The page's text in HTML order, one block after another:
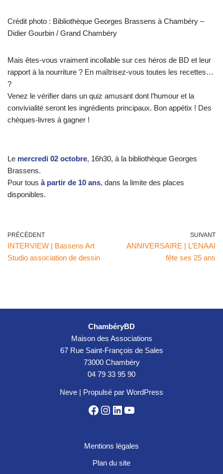
Crédit photo : Bibliothèque Georges Brassens à Chambéry –
Didier Gourbin / Grand Chambéry
Mais êtes-vous vraiment incollable sur ces héros de BD et leur
rapport à la nourriture ? En maîtrisez-vous toutes les recettes…
?
Venez le vérifier dans un quiz amusant dont l’humour et la
convivialité seront les ingrédients principaux. Bon appétix ! Des
chèques-livres à gagner !
Le mercredi 02 octobre, 16h30, à la bibliothèque Georges
Brassens.
Pour tous à partir de 10 ans, dans la limite des places
disponibles.
PRÉCÉDENT
INTERVIEW | Bassens Art
Studio association de dessin
SUIVANT
ANNIVERSAIRE | L’ENAAI
fête ses 25 ans
ChambéryBD
Maison des Associations
67 Rue Saint-François de Sales
73000 Chambéry
04 79 33 95 90
Neve | Propulsé par WordPress
Mentions légales
Plan du site